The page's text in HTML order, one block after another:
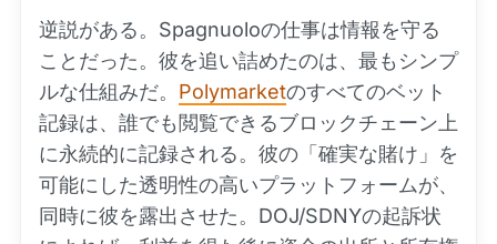
逆説がある。Spagnuoloの仕事は情報を守る
ことだった。彼を追い詰めたのは、最もシンプ
ルな仕組みだ。 Polymarketのすべてのベット
記録は、誰でも閲覧できるブロックチェーン上
に永続的に記録される。彼の「確実な賭け」を
可能にした透明性の高いプラットフォームが、
同時に彼を露出させた。DOJ/SDNYの起訴状